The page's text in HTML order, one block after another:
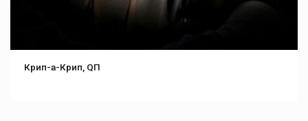
Крип-а-Крип, QП